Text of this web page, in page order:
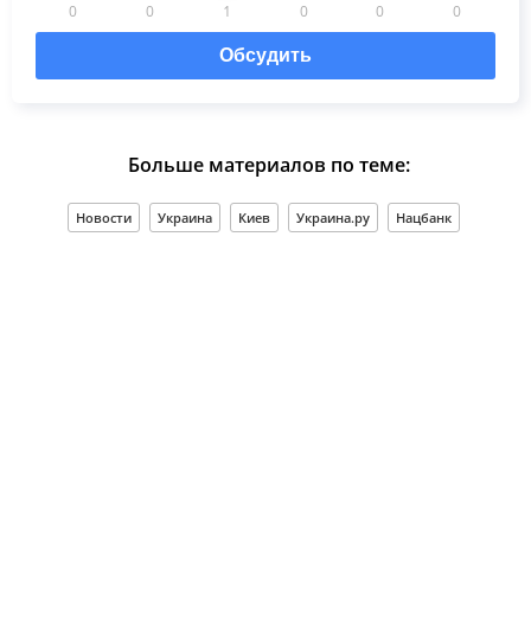
0 0 1 0 0 0
Обсудить
Больше материалов по теме:
Новости Украина Киев Украина.ру Нацбанк